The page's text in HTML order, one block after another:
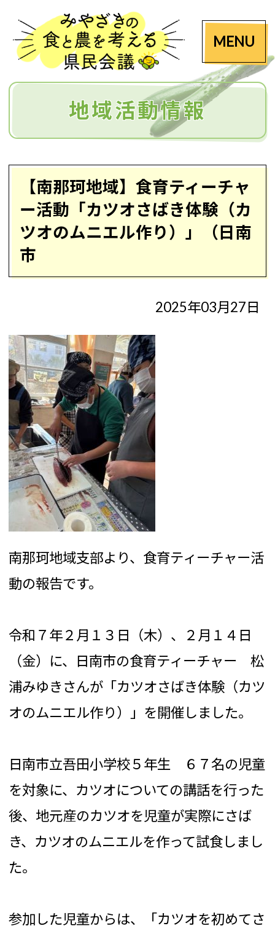
MENU
地域活動情報
【南那珂地域】食育ティーチャ
ー活動「カツオさばき体験（カ
ツオのムニエル作り）」（日南
市
2025年03月27日
南那珂地域支部より、食育ティーチャー活
動の報告です。
令和７年２月１３日（木）、２月１４日
（金）に、日南市の食育ティーチャー 松
浦みゆきさんが「カツオさばき体験（カツ
オのムニエル作り）」を開催しました。
日南市立吾田小学校５年生 ６７名の児童
を対象に、カツオについての講話を行った
後、地元産のカツオを児童が実際にさば
き、カツオのムニエルを作って試食しまし
た。
参加した児童からは、「カツオを初めてさ